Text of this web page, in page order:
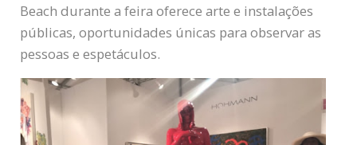
Beach durante a feira oferece arte e instalações
públicas, oportunidades únicas para observar as
pessoas e espetáculos.